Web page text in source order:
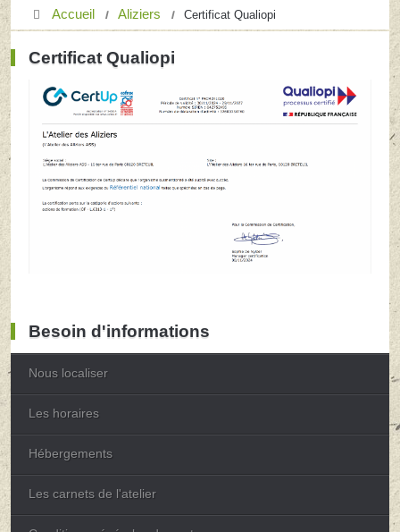
Accueil Aliziers Certificat Qualiopi
Certificat Qualiopi
Besoin d'informations
Nous localiser
Les horaires
Hébergements
Les carnets de l'atelier